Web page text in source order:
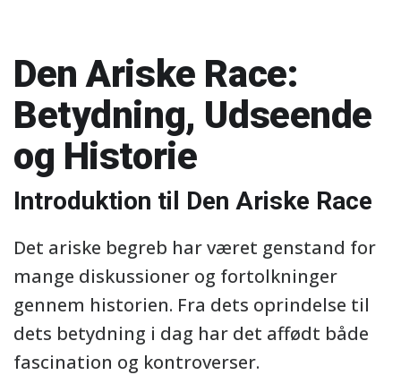
Den Ariske Race:
Betydning, Udseende
og Historie
Introduktion til Den Ariske Race
Det ariske begreb har været genstand for
mange diskussioner og fortolkninger
gennem historien. Fra dets oprindelse til
dets betydning i dag har det affødt både
fascination og kontroverser.